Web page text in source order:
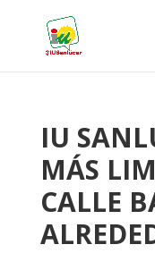
IU
MÁS
CALLE